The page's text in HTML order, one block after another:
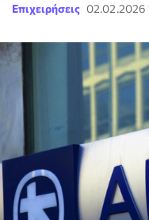
Επιχειρήσεις 02.02.2026